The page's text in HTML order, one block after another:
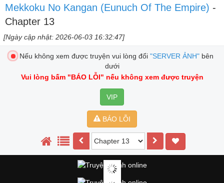
Mekkoku No Kangan (Eunuch Of The Empire) -
Chapter 13
[Ngày cập nhật: 2026-06-03 16:32:47]
Nếu không xem được truyện vui lòng đổi "SERVER ẢNH"bên
dưới
Vui lòng bấm "BÁO LỖI" nếu không xem được truyện
VIP
BÁO LỖI